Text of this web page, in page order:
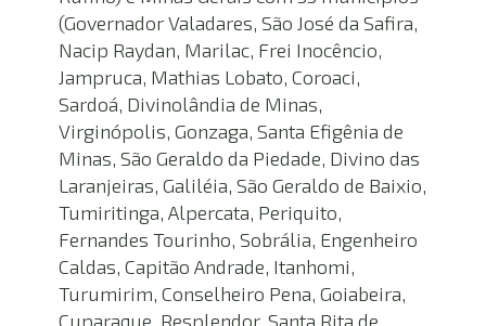
(Governador Valadares, São José da Safira,
Nacip Raydan, Marilac, Frei Inocêncio,
Jampruca, Mathias Lobato, Coroaci,
Sardoá, Divinolândia de Minas,
Virginópolis, Gonzaga, Santa Efigênia de
Minas, São Geraldo da Piedade, Divino das
Laranjeiras, Galiléia, São Geraldo de Baixio,
Tumiritinga, Alpercata, Periquito,
Fernandes Tourinho, Sobrália, Engenheiro
Caldas, Capitão Andrade, Itanhomi,
Turumirim, Conselheiro Pena, Goiabeira,
Cuparaque, Resplendor, Santa Rita de